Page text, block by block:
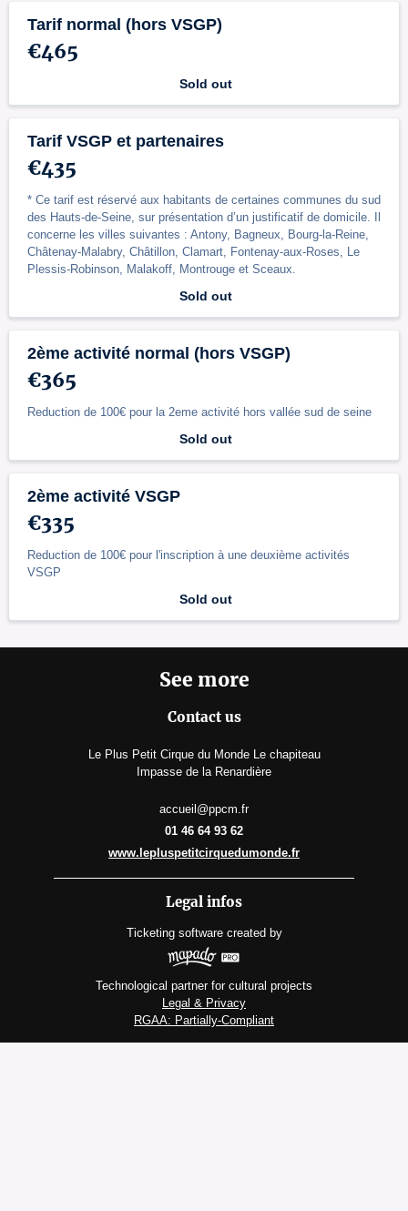
Tarif normal (hors VSGP)
€465
Sold out
Tarif VSGP et partenaires
€435
* Ce tarif est réservé aux habitants de certaines communes du sud
des Hauts-de-Seine, sur présentation d’un justificatif de domicile. Il
concerne les villes suivantes : Antony, Bagneux, Bourg-la-Reine,
Châtenay-Malabry, Châtillon, Clamart, Fontenay-aux-Roses, Le
Plessis-Robinson, Malakoff, Montrouge et Sceaux.
Sold out
2ème activité normal (hors VSGP)
€365
Reduction de 100€ pour la 2eme activité hors vallée sud de seine
Sold out
2ème activité VSGP
€335
Reduction de 100€ pour l'inscription à une deuxième activités
VSGP
Sold out
See more
Contact us
Le Plus Petit Cirque du Monde Le chapiteau
Impasse de la Renardière
accueil@ppcm.fr
01 46 64 93 62
www.lepluspetitcirquedumonde.fr
Legal infos
Ticketing software created by
Technological partner for cultural projects
Legal & Privacy
RGAA: Partially-Compliant